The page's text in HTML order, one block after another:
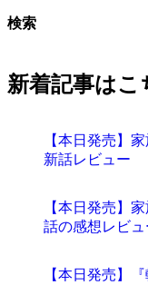
検索
新着記事はこ
【本日発売】
新話レビュー
【本日発売】
話の感想レビュ
【本日発売】